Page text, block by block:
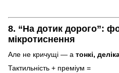
8. “На дотик дорого”:
мікротиснення
Але не кричущі — а тонкі,
Тактильність + преміум =